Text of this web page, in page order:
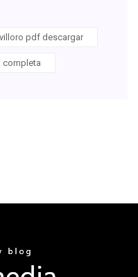
pdf descargar
completa